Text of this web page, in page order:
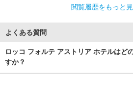
閲覧履歴をもっと
よくある質問
ロッコ フォルテ アストリア ホテルはど
すか？